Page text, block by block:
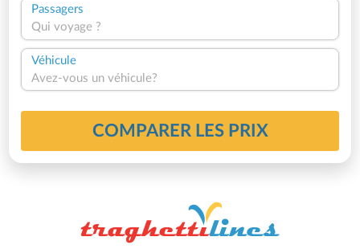
Passagers
Qui voyage ?
Véhicule
Avez-vous un véhicule?
COMPARER LES PRIX